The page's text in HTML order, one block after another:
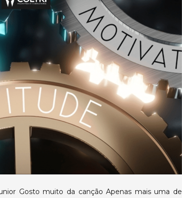
eu
faço?
Gosto muito da canção Apenas mais uma de